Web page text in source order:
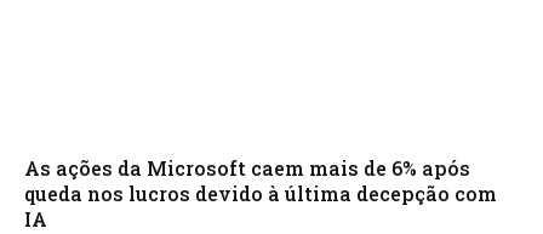
As ações da Microsoft caem mais de 6% após
queda nos lucros devido à última decepção com
IA